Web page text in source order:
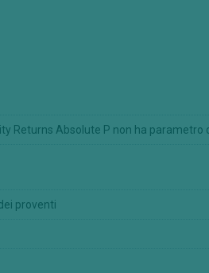
Returns Absolute P non ha
proventi